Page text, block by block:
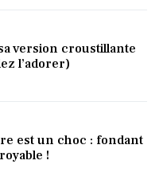
version croustillante
l’adorer)
est un choc : fondant
!